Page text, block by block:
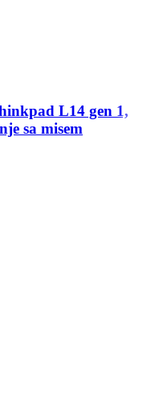
L14 gen 1,
sa misem